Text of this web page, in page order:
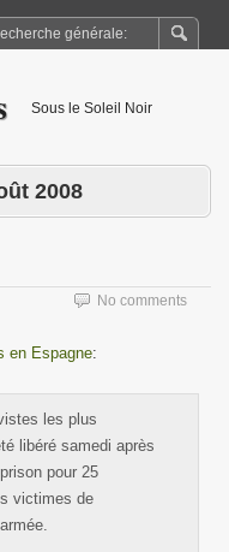
Sous le Soleil Noir
2008
No comments
en Espagne:
les plus
libéré samedi après
pour 25
victimes de